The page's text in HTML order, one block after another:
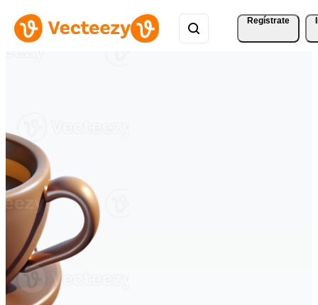
Regístrate